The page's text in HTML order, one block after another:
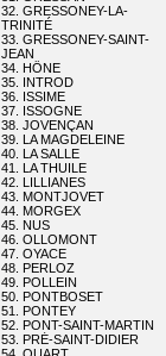
32. GRESSONEY-LA-
TRINITÉ
33. GRESSONEY-SAINT-
JEAN
34. HÔNE
35. INTROD
36. ISSIME
37. ISSOGNE
38. JOVENÇAN
39. LA MAGDELEINE
40. LA SALLE
41. LA THUILE
42. LILLIANES
43. MONTJOVET
44. MORGEX
45. NUS
46. OLLOMONT
47. OYACE
48. PERLOZ
49. POLLEIN
50. PONTBOSET
51. PONTEY
52. PONT-SAINT-MARTIN
53. PRÉ-SAINT-DIDIER